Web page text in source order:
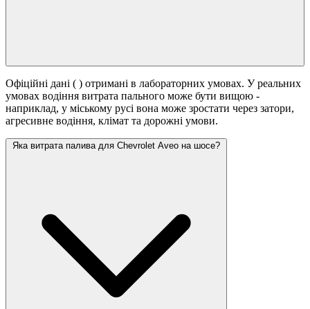
Офіційні дані ( ) отримані в лабораторних умовах. У реальних
умовах водіння витрата пального може бути вищою -
наприклад, у міському русі вона може зростати через затори,
агресивне водіння, клімат та дорожні умови.
Яка витрата палива для Chevrolet Aveo на шосе?